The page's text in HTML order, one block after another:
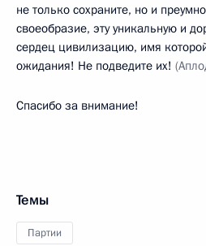
не только сохраните, но и
своеобразие, эту уникальную и
сердец цивилизацию, имя
ожидания! Не подведите их!
Спасибо за внимание!
Темы
Партии